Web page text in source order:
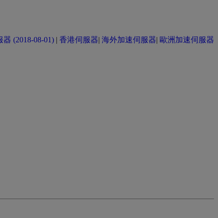
(2018-08-01) | 香港伺服器| 海外加速伺服器| 歐洲加速伺服器